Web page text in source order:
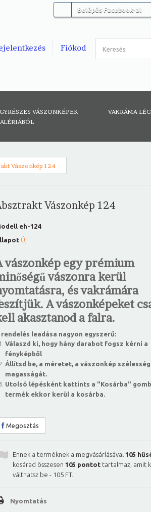
Belépés Facebook-al
Fiókod
VÁSZONKÉPEK
VAKRÁMA
Vászonkép 124
Vászonkép 124
eh-124
Új
vászonkép egy prémium
vászonra kerül
és vakrámára
A vászonképeket
akasztanod a falra.
rendelés leadása nagyon egyszerű:
Válaszd ki, hogy hány darabot fogsz kérni a
fényképből
Állítsd be, a méretet, a vászonkép
magasságát.
Utolsó lépésként kattints a "Kosárba"
termék ekkor kerül a kosárba.
Megosztás
Ennek a terméknek a megvásárlásával 105
kosárad összesen 105 pontot tartalmaz, amit
válthatsz be - 105 FT.
Nyomtatás